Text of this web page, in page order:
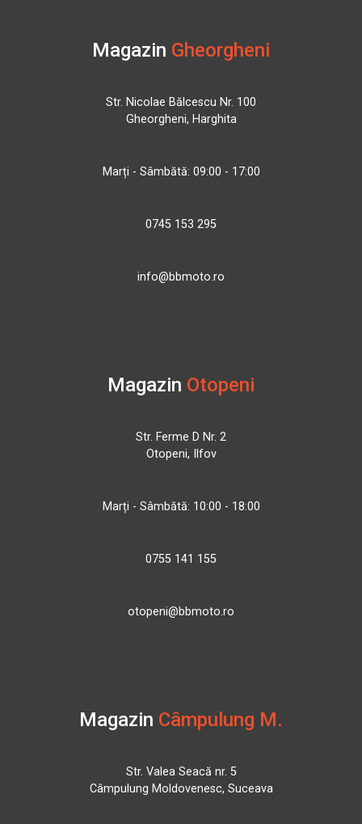
Magazin Gheorgheni
Str. Nicolae Bălcescu Nr. 100
Gheorgheni, Harghita
Marți - Sâmbătă: 09:00 - 17:00
0745 153 295
info@bbmoto.ro
Magazin Otopeni
Str. Ferme D Nr. 2
Otopeni, Ilfov
Marți - Sâmbătă: 10:00 - 18:00
0755 141 155
otopeni@bbmoto.ro
Magazin Câmpulung M.
Str. Valea Seacă nr. 5
Câmpulung Moldovenesc, Suceava